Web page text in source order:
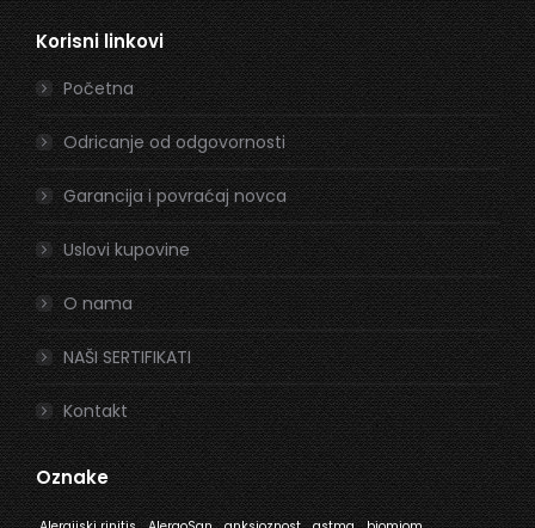
page
opens
in
new
window
page
opens
in
new
window
Korisni linkovi
Početna
Odricanje od odgovornosti
Garancija i povraćaj novca
Uslovi kupovine
O nama
NAŠI SERTIFIKATI
Kontakt
Oznake